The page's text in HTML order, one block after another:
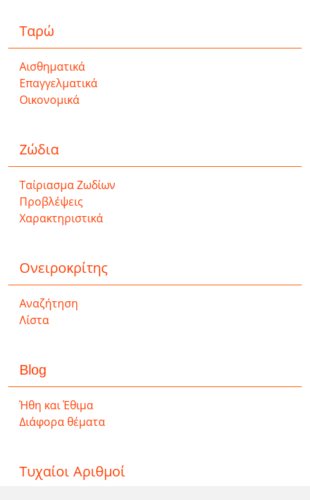
Ταρώ
Αισθηματικά
Επαγγελματικά
Οικονομικά
Ζώδια
Ταίριασμα Ζωδίων
Προβλέψεις
Χαρακτηριστικά
Ονειροκρίτης
Αναζήτηση
Λίστα
Blog
Ήθη και Έθιμα
Διάφορα θέματα
Τυχαίοι Αριθμοί